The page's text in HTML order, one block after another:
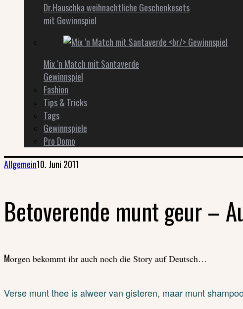
Dr.Hauschka weihnachtliche Geschenkesets
mit Gewinnspiel
Mix ‘n Match mit Santaverde
Gewinnspiel
Fashion
Tips & Tricks
Tags
Gewinnspiele
Pro Domo
Allgemein10. Juni 2011
Betoverende munt geur –
Morgen bekommt ihr auch noch die Story auf Deutsch…
Verse munt thee is alweer van gisteren, maar munt